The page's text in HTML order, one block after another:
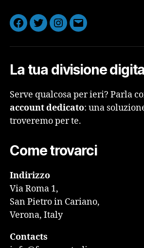
Facebook
TwitterInstagram
Email
La tua divisione
Serve qualcosa per ieri? Parla
account dedicato: una
troveremo per te.
Come trovarci
Indirizzo
Via Roma 1,
San Pietro in Cariano,
Verona, Italy
Contacts